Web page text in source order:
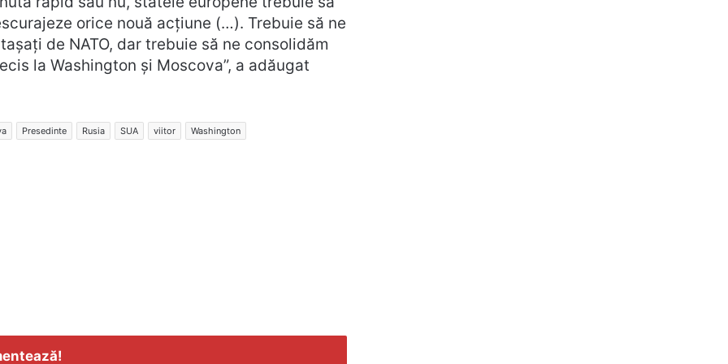
orice nouă acțiune (…). Trebuie să ne
de NATO, dar trebuie să ne consolidăm
la Washington și Moscova”, a adăugat
Presedinte Rusia SUA viitor Washington